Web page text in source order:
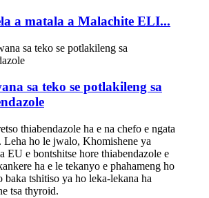
a matala a Malachite ELI...
sa teko se potlakileng sa
thiabendazole ha e na chefo e ngata
Leha ho le jwalo, Khomishene ya
EU e bontshitse hore thiabendazole e
ha e le tekanyo e phahameng ho
baka tshitiso ya ho leka-lekana ha
tsa thyroid.